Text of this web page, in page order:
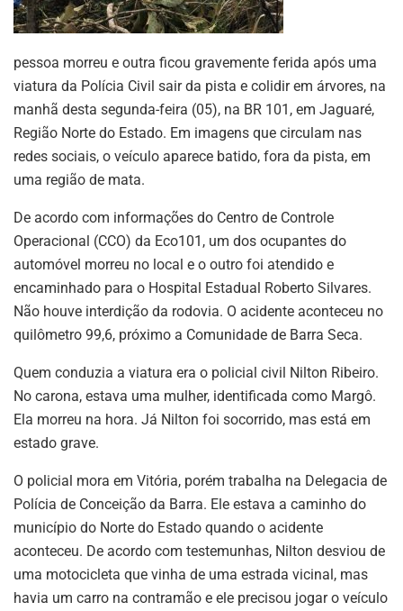
pessoa morreu e outra ficou gravemente ferida após uma
viatura da Polícia Civil sair da pista e colidir em árvores, na
manhã desta segunda-feira (05), na BR 101, em Jaguaré,
Região Norte do Estado. Em imagens que circulam nas
redes sociais, o veículo aparece batido, fora da pista, em
uma região de mata.
De acordo com informações do Centro de Controle
Operacional (CCO) da Eco101, um dos ocupantes do
automóvel morreu no local e o outro foi atendido e
encaminhado para o Hospital Estadual Roberto Silvares.
Não houve interdição da rodovia. O acidente aconteceu no
quilômetro 99,6, próximo a Comunidade de Barra Seca.
Quem conduzia a viatura era o policial civil Nilton Ribeiro.
No carona, estava uma mulher, identificada como Margô.
Ela morreu na hora. Já Nilton foi socorrido, mas está em
estado grave.
O policial mora em Vitória, porém trabalha na Delegacia de
Polícia de Conceição da Barra. Ele estava a caminho do
município do Norte do Estado quando o acidente
aconteceu. De acordo com testemunhas, Nilton desviou de
uma motocicleta que vinha de uma estrada vicinal, mas
havia um carro na contramão e ele precisou jogar o veículo